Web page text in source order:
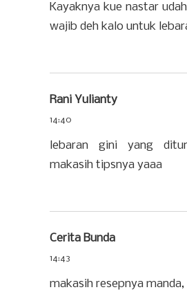
Kayaknya kue nastar
wajib deh kalo untuk
Rani Yulianty
14:40
lebaran gini yang
makasih tipsnya yaaa
Cerita Bunda
14:43
makasih resepnya